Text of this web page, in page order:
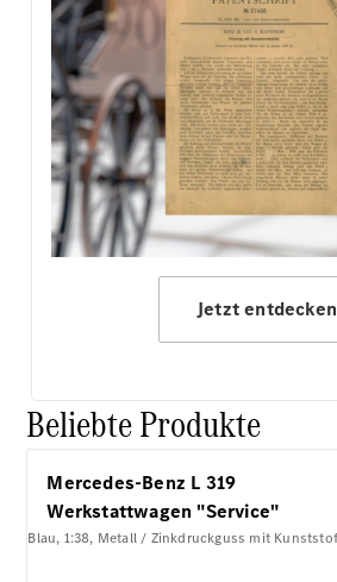
Jetzt entdecken
Beliebte Produkte
Mercedes-Benz L 319
Werkstattwagen "Service"